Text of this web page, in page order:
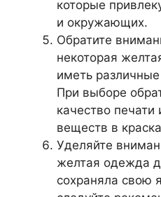
которые
и окружающих.
Обратите
некоторая
иметь
При выборе
качество
веществ в
Уделяйте
желтая одежда
сохраняла свою